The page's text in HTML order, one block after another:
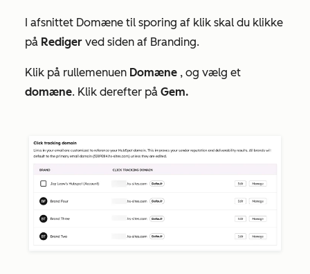
I afsnittet Domæne til sporing af klik skal du klikke
på Rediger ved siden af Branding.
Klik på rullemenuen Domæne , og vælg et
domæne. Klik derefter på Gem.